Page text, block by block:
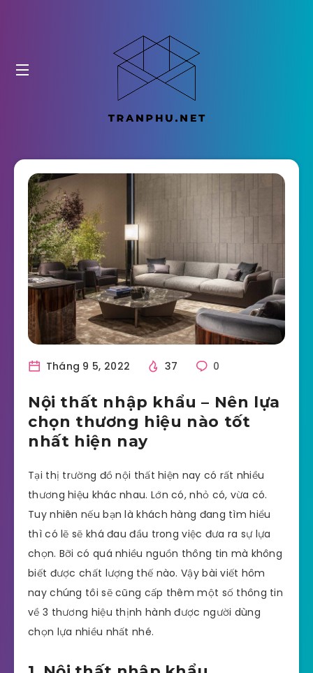
Tháng 9 5, 2022 37 0
Nội thất nhập khẩu – Nên lựa
chọn thương hiệu nào tốt
nhất hiện nay
Tại thị trường đồ nội thất hiện nay có rất nhiều
thương hiệu khác nhau. Lớn có, nhỏ có, vừa có.
Tuy nhiên nếu bạn là khách hàng đang tìm hiểu
thì có lẽ sẽ khá đau đầu trong việc đưa ra sự lựa
chọn. Bỡi có quá nhiều nguồn thông tin mà không
biết được chất lượng thế nào. Vậy bài viết hôm
nay chúng tôi sẽ cũng cấp thêm một số thông tin
về 3 thương hiệu thịnh hành được người dùng
chọn lựa nhiều nhất nhé.